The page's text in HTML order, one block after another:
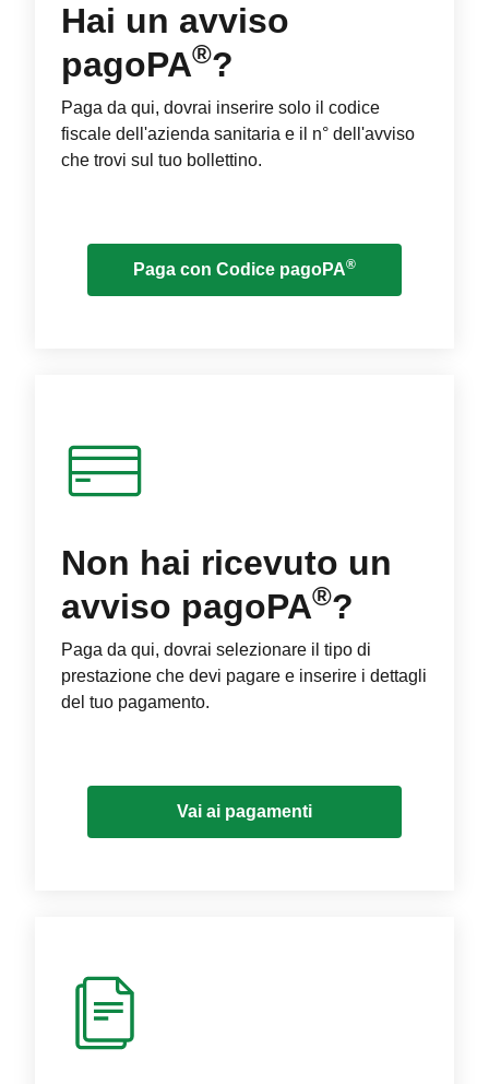
Hai un avviso
pagoPA®?
Paga da qui, dovrai inserire solo il codice
fiscale dell'azienda sanitaria e il n° dell'avviso
che trovi sul tuo bollettino.
Paga con Codice pagoPA®
Non hai ricevuto un
avviso pagoPA®?
Paga da qui, dovrai selezionare il tipo di
prestazione che devi pagare e inserire i dettagli
del tuo pagamento.
Vai ai pagamenti